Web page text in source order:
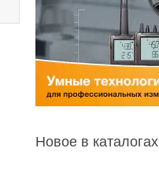
Новое в каталогах